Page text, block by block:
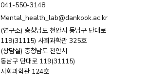
041-550-3148
Mental_health_lab@dankook.ac.kr
(연구소) 충청남도 천안시 동남구 단대로
119(31115) 사회과학관 325호
(상담실) 충청남도 천안시
동남구 단대로 119(31115)
사회과학관 124호